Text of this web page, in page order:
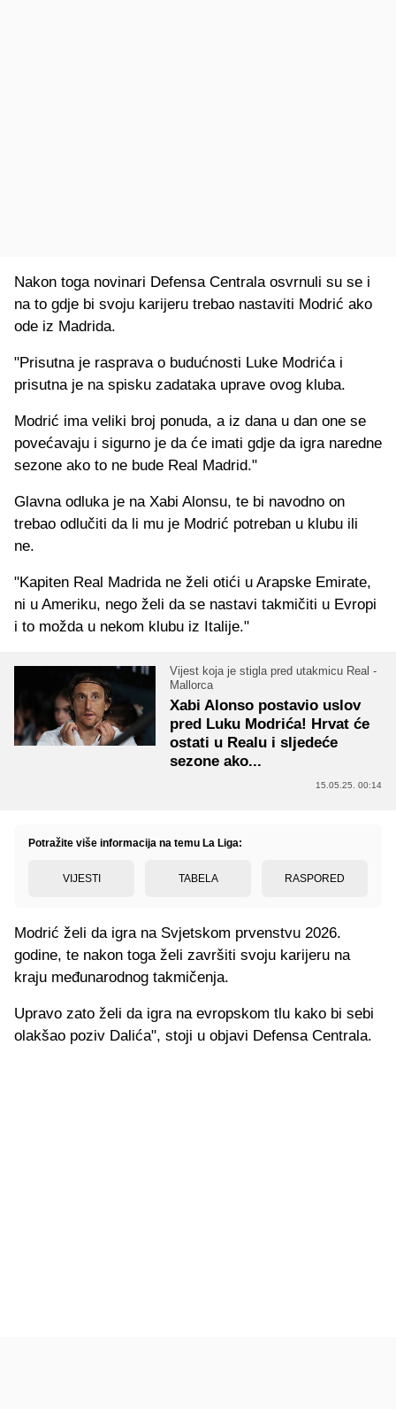
Nakon toga novinari Defensa Centrala osvrnuli su se i
na to gdje bi svoju karijeru trebao nastaviti Modrić ako
ode iz Madrida.
"Prisutna je rasprava o budućnosti Luke Modrića i
prisutna je na spisku zadataka uprave ovog kluba.
Modrić ima veliki broj ponuda, a iz dana u dan one se
povećavaju i sigurno je da će imati gdje da igra naredne
sezone ako to ne bude Real Madrid."
Glavna odluka je na Xabi Alonsu, te bi navodno on
trebao odlučiti da li mu je Modrić potreban u klubu ili
ne.
"Kapiten Real Madrida ne želi otići u Arapske Emirate,
ni u Ameriku, nego želi da se nastavi takmičiti u Evropi
i to možda u nekom klubu iz Italije."
Vijest koja je stigla pred utakmicu Real -
Mallorca
Xabi Alonso postavio uslov
pred Luku Modrića! Hrvat će
ostati u Realu i sljedeće
sezone ako...
15.05.25. 00:14
Potražite više informacija na temu La Liga:
VIJESTI TABELA RASPORED
Modrić želi da igra na Svjetskom prvenstvu 2026.
godine, te nakon toga želi završiti svoju karijeru na
kraju međunarodnog takmičenja.
Upravo zato želi da igra na evropskom tlu kako bi sebi
olakšao poziv Dalića", stoji u objavi Defensa Centrala.